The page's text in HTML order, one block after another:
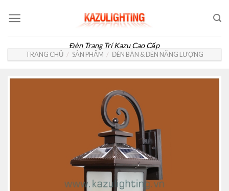
Đèn Trang Trí Kazu Cao Cấp
TRANG CHỦ / SẢN PHẨM / ĐÈN BÀN & ĐÈN NĂNG LƯỢNG